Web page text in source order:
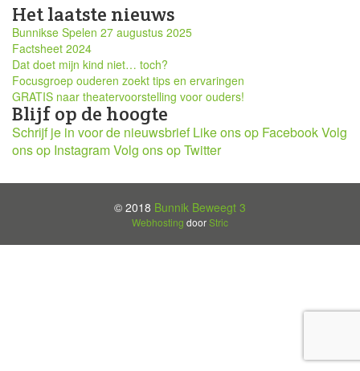
Het laatste nieuws
Bunnikse Spelen 27 augustus 2025
Factsheet 2024
Dat doet mijn kind niet… toch?
Focusgroep ouderen zoekt tips en ervaringen
GRATIS naar theatervoorstelling voor ouders!
Blijf op de hoogte
Schrijf je in voor de nieuwsbrief Like ons op FacebookVolg
ons op InstagramVolg ons op Twitter
© 2018 Bunnik Beweegt 3
Webhosting doorStric